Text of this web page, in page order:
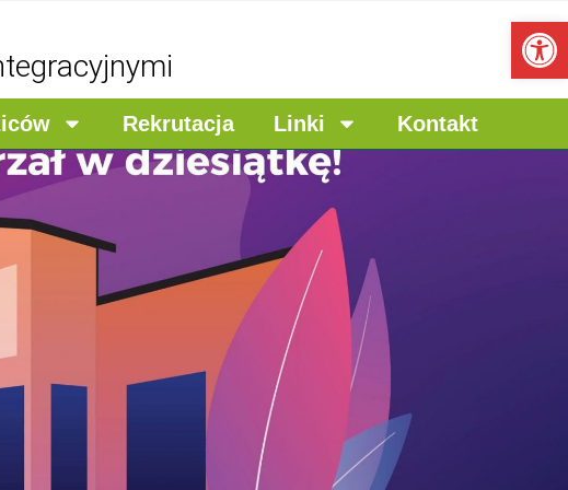
Rekrutacja Linki Kontakt